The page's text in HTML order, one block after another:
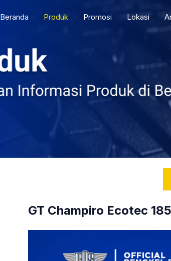
Beranda Produk Promosi Lokasi
GT Champiro Ecotec